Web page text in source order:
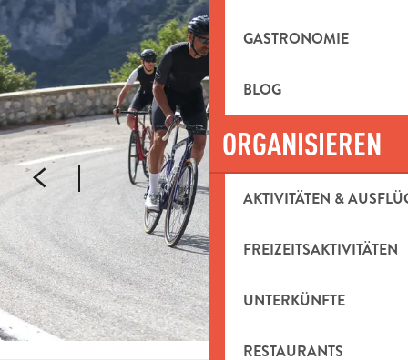
GASTRONOMIE
BLOG
ORGANISIEREN
AKTIVITÄTEN &
FREIZEITSAKTIVITÄTEN
UNTERKÜNFTE
RESTAURANTS